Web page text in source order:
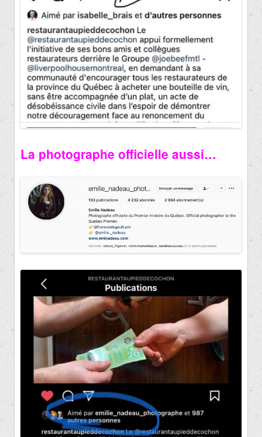
La photographe officielle aussi…